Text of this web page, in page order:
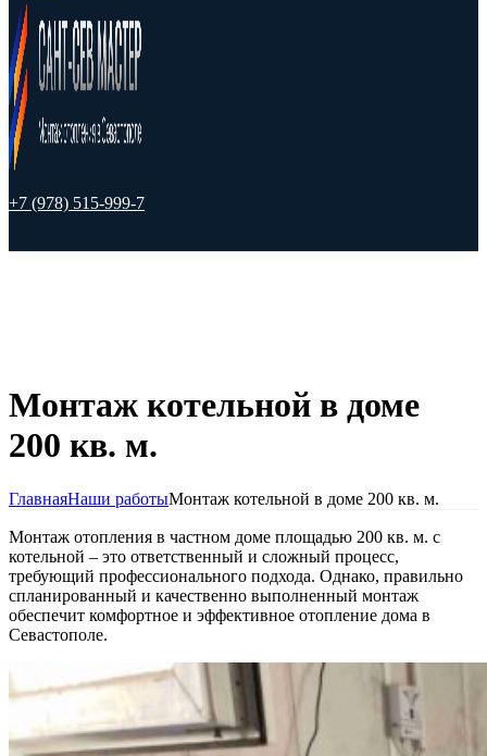
+7 (978) 515-999-7
Монтаж котельной в доме
200 кв. м.
ГлавнаяНаши работыМонтаж котельной в доме 200 кв. м.
Монтаж отопления в частном доме площадью 200 кв. м. с
котельной – это ответственный и сложный процесс,
требующий профессионального подхода. Однако, правильно
спланированный и качественно выполненный монтаж
обеспечит комфортное и эффективное отопление дома в
Севастополе.